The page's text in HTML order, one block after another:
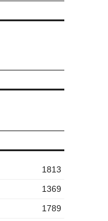
1813
1369
1789